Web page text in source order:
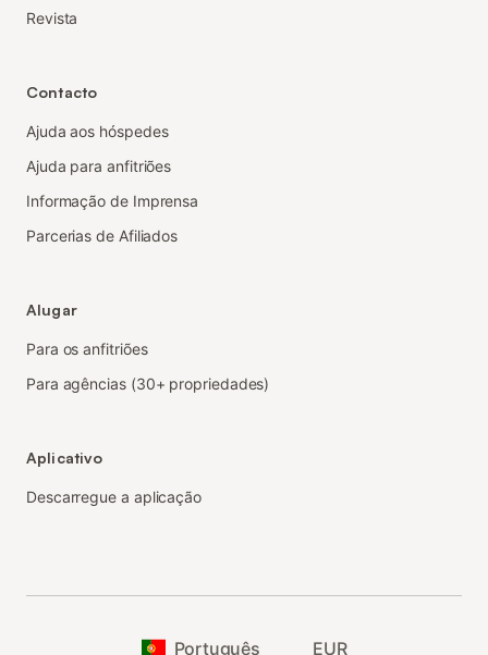
Revista
Contacto
Ajuda aos hóspedes
Ajuda para anfitriões
Informação de Imprensa
Parcerias de Afiliados
Alugar
Para os anfitriões
Para agências (30+ propriedades)
Aplicativo
Descarregue a aplicação
Português EUR